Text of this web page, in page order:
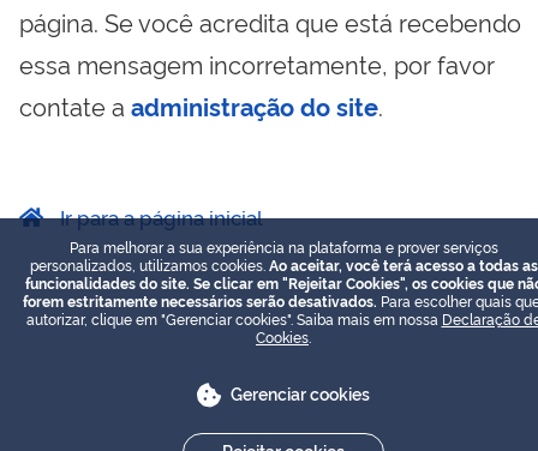
página. Se você acredita que está recebendo
essa mensagem incorretamente, por favor
contate a administração do site.
Ir para a página inicial
Para melhorar a sua experiência na plataforma e prover serviços
personalizados, utilizamos cookies. Ao aceitar, você terá acesso a todas as
funcionalidades do site. Se clicar em "Rejeitar Cookies", os cookies que
forem estritamente necessários serão desativados. Para escolher quais
autorizar, clique em "Gerenciar cookies". Saiba mais em nossa Declaração
Cookies
Gerenciar cookies